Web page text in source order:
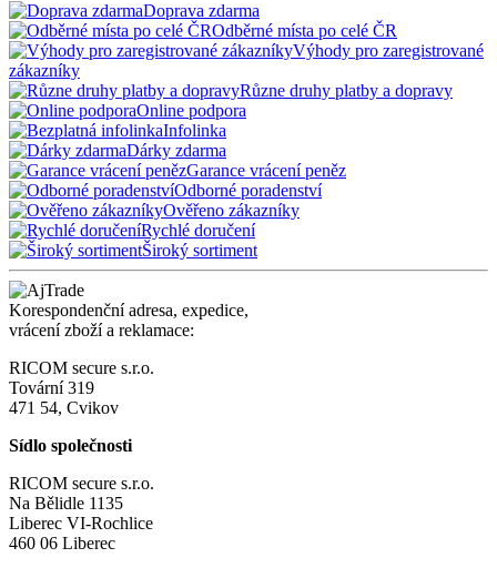
Doprava zdarma
Odběrné místa po celé ČR
Výhody pro zaregistrované
zákazníky
Různe druhy platby a dopravy
Online podpora
Infolinka
Dárky zdarma
Garance vrácení peněz
Odborné poradenství
Ověřeno zákazníky
Rychlé doručení
Široký sortiment
Korespondenční adresa, expedice,
vrácení zboží a reklamace:
RICOM secure s.r.o.
Tovární 319
471 54, Cvikov
Sídlo společnosti
RICOM secure s.r.o.
Na Bělidle 1135
Liberec VI-Rochlice
460 06 Liberec